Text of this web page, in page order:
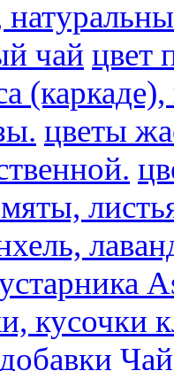
чай цвет
цветы
кусочки